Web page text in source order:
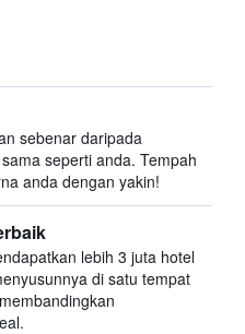
sebenar daripada
seperti anda. Tempah
anda dengan yakin!
lebih 3 juta hotel
di satu tempat